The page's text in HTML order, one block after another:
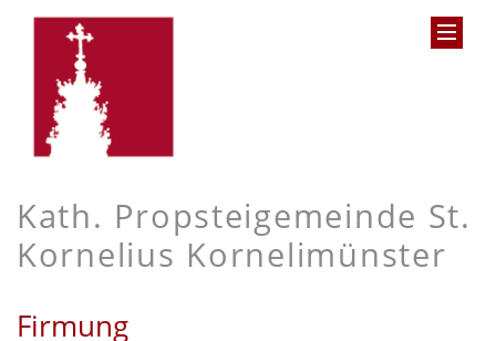
Kath. Propsteigemeinde St.
Kornelius Kornelimünster
Firmung